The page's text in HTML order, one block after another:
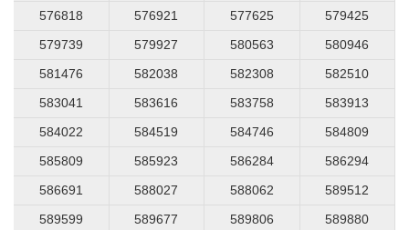
576818
576921 577625
579425
579739
579927 580563
580946
581476
582038 582308
582510
583041
583616 583758
583913
584022
584519 584746
584809
585809
585923 586284
586294
586691
588027 588062
589512
589599
589677 589806
589880